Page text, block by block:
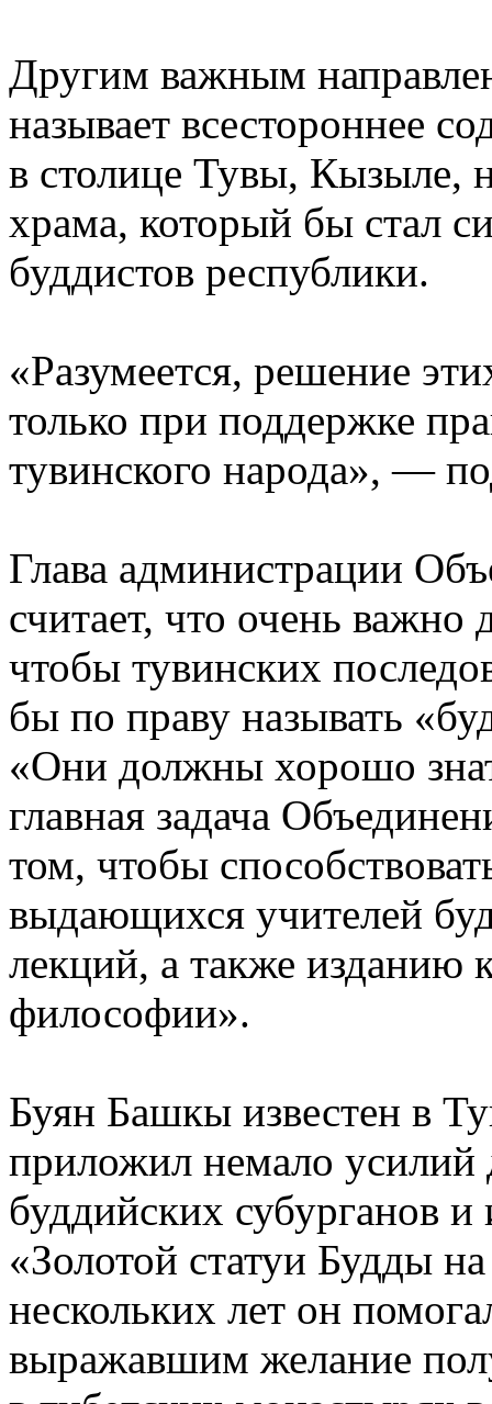
Другим важным
называет всестороннее
в столице Тувы, Кызыле,
храма, который бы стал
буддистов республики.
«Разумеется, решение
только при поддержке
тувинского народа», ―
Глава администрации
считает, что очень важно
чтобы тувинских
бы по праву называть
«Они должны хорошо
главная задача
том, чтобы
выдающихся учителей
лекций, а также изданию
философии».
Буян Башкы известен в
приложил немало усилий
буддийских субурганов и
«Золотой статуи Будды
нескольких лет он
выражавшим желание